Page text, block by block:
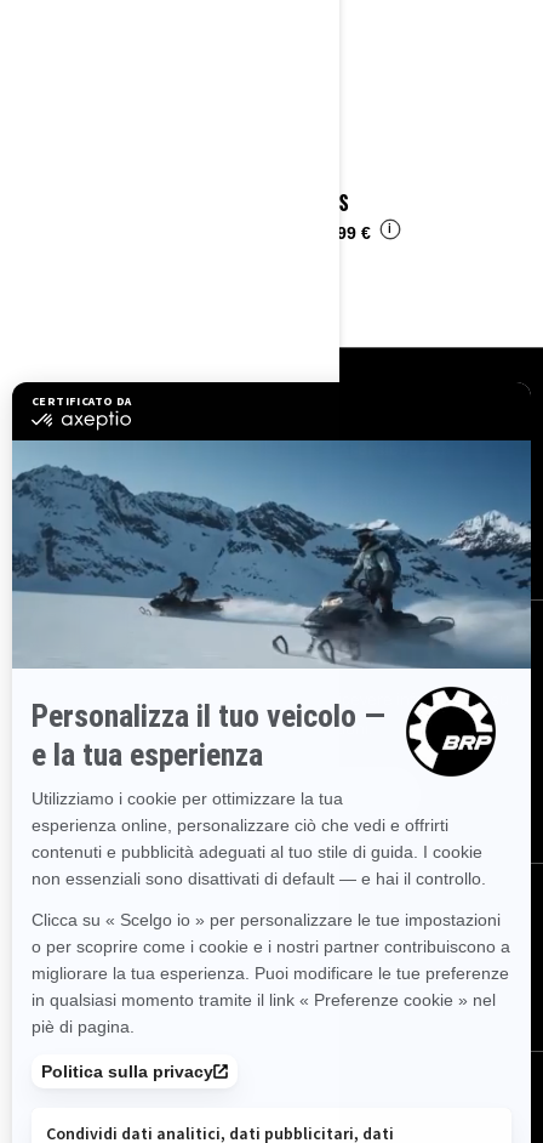
2023 DS
6.499 € i
Assistenza clienti
Opportunità di lavoro
Diventare concessionario
Richiami di sicurezza
BRP Experiences
ISCRIVITI
Partecipa alla Newsletter.
Sii il primo a ricevere informazioni su
eventi, novità e promozioni.
ISCRIVITI
SEGUICI